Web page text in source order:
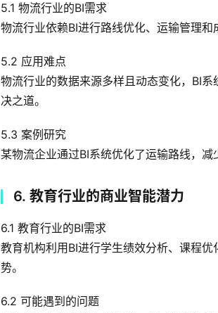
5.1 物流行业的BI需求
物流行业依赖BI进行路线优化、运输管理和
5.2 应用难点
物流行业的数据来源多样且动态变化，BI
决之道。
5.3 案例研究
某物流企业通过BI系统优化了运输路线，减
6. 教育行业的商业智能潜力
6.1 教育行业的BI需求
教育机构利用BI进行学生绩效分析、课程
势。
6.2 可能遇到的问题